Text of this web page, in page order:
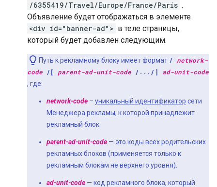
/6355419/Travel/Europe/France/Paris .
Объявление будет отображаться в элементе
<div id="banner-ad"> в теле страницы,
который будет добавлен следующим.
Путь к рекламному блоку имеет формат / network-
code /[ parent-ad-unit-code /.../] ad-unit-code
, где:
network-code – уникальный идентификатор сети
Менеджера рекламы, к которой принадлежит
рекламный блок.
parent-ad-unit-code — это коды всех родительских
рекламных блоков (применяется только к
рекламным блокам не верхнего уровня).
ad-unit-code — код рекламного блока, который